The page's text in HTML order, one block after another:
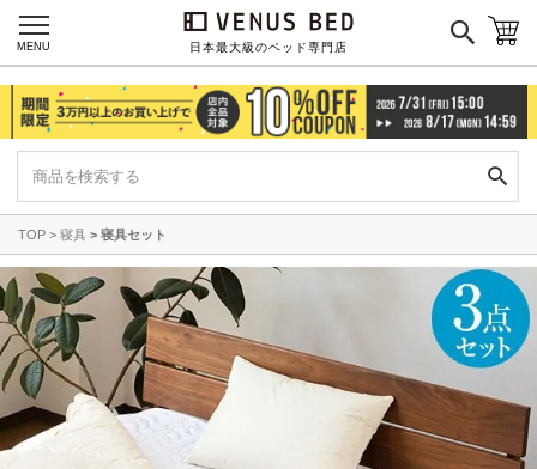
日本最大級のベッド専門店
MENU
TOP 寝具 寝具セット